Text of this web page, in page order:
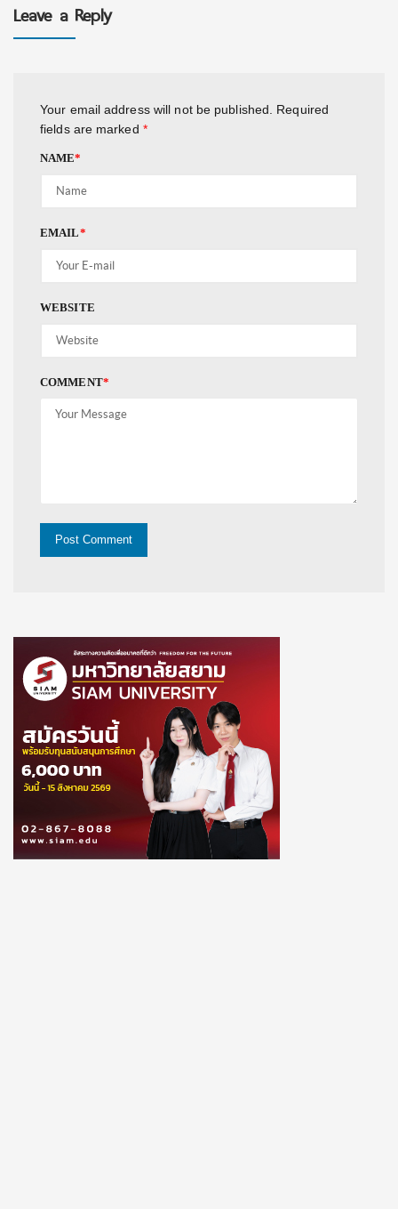
Leave a Reply
Your email address will not be published.
Required
fields are marked *
NAME*
EMAIL*
WEBSITE
COMMENT*